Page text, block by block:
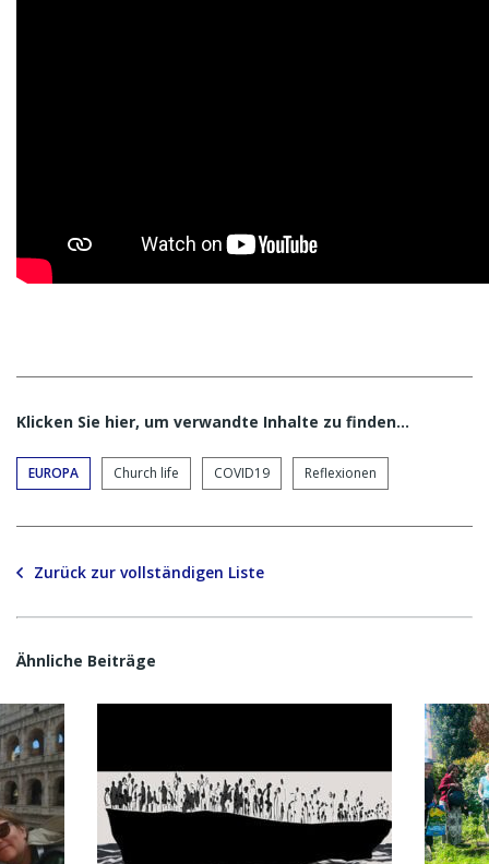
Klicken Sie hier, um verwandte Inhalte zu finden…
EUROPA Church life COVID19 Reflexionen
Zurück zur vollständigen Liste
Ähnliche Beiträge